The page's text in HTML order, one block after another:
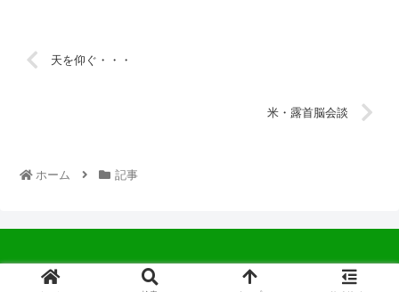
天を仰ぐ・・・
米・露首脳会談
ホーム 記事
© 2022 中広会長ブログ.